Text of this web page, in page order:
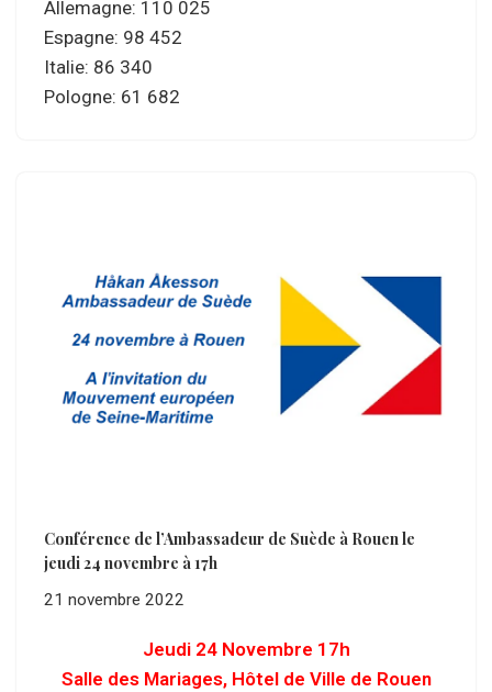
Allemagne: 110 025
Espagne: 98 452
Italie: 86 340
Pologne: 61 682
Conférence de l’Ambassadeur de Suède à Rouen le
jeudi 24 novembre à 17h
21 novembre 2022
Jeudi 24 Novembre 17h
Salle des Mariages, Hôtel de Ville de Rouen